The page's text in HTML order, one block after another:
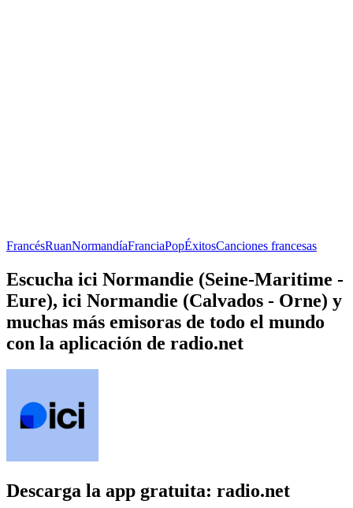
FrancésRuanNormandíaFranciaPopÉxitosCanciones francesas
Escucha ici Normandie (Seine-Maritime -
Eure), ici Normandie (Calvados - Orne) y
muchas más emisoras de todo el mundo
con la aplicación de radio.net
Descarga la app gratuita: radio.net